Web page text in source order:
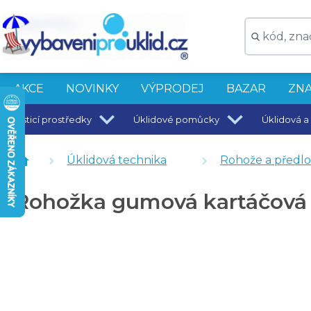
AKCE NOVINKY VÝPRODEJ BAZAR
Čisticí prostředky Úklidové pomůcky Úklidová
Rohožka gumová kartáčová Shoes - 60 x 40 cm
Rohožka hnědá textilní zátěžová MAGIC - 180 x 115 cm
Rohožka gumová kartáčová Rubber Brush - 60 x 40
Úklidová technika Rohože a
Rohožka gumová